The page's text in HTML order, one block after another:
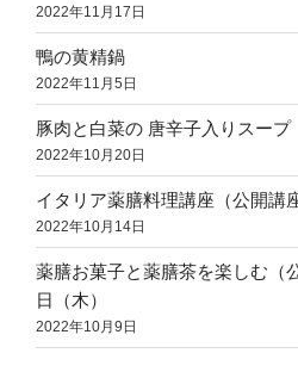
2022年11月17日
鴨の黄精鍋
2022年11月5日
豚肉と白菜の 唐辛子入りスープ
2022年10月20日
イタリア薬膳料理講座（公開講
2022年10月14日
薬膳お菓子と薬膳茶を楽しむ（
日（木）
2022年10月9日